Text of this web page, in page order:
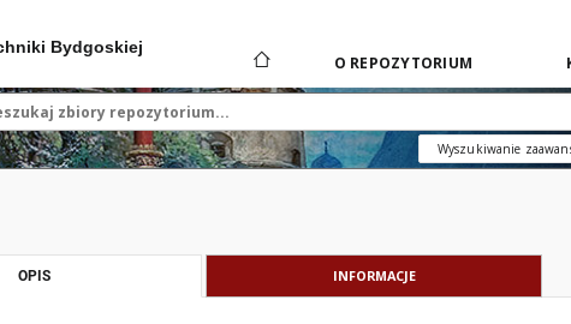
Bydgoskiej
O REPOZYTORIUM
Wyszukiwanie
OPIS INFORMACJE